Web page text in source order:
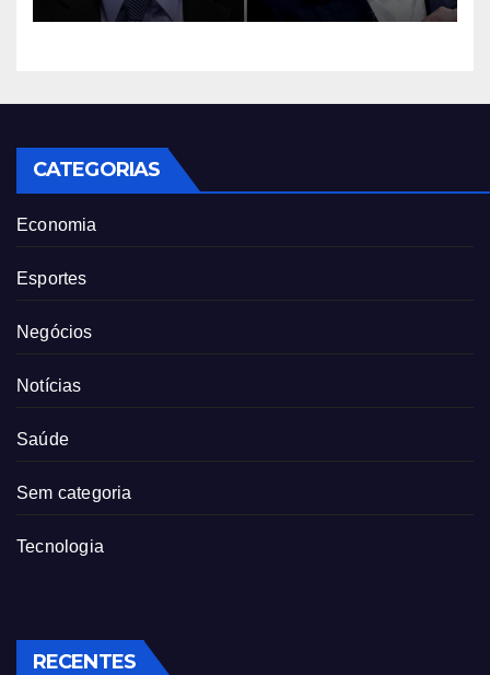
CATEGORIAS
Economia
Esportes
Negócios
Notícias
Saúde
Sem categoria
Tecnologia
RECENTES